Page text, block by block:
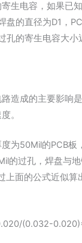
生电容，如果已
盘的直径为D1，
孔的寄生电容大小
造成的主要影响
。
为50Mil的PCB板
的过孔，焊盘与
上面的公式近似算
(0.032-